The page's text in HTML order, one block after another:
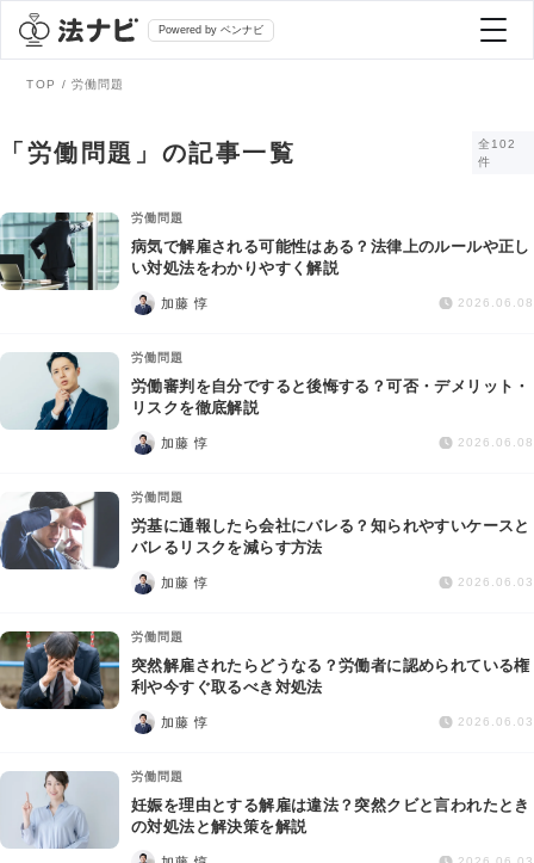
Powered by ベンナビ
全て
法律相談
債務整理
交通事故
労働問題
債権回収
IT・ネット
弁護士を探す
おすすめ弁護士診断
AI Search Premium
掲載をご検討の弁護士の方へ
TOP 労働問題
「労働問題」の記事一覧
全102
件
労働問題
病気で解雇される可能性はある？法律上のルールや正し
い対処法をわかりやすく解説
加藤 惇 2026.06.08
労働問題
労働審判を自分ですると後悔する？可否・デメリット・
リスクを徹底解説
加藤 惇 2026.06.08
労働問題
労基に通報したら会社にバレる？知られやすいケースと
バレるリスクを減らす方法
加藤 惇 2026.06.03
労働問題
突然解雇されたらどうなる？労働者に認められている権
利や今すぐ取るべき対処法
加藤 惇 2026.06.03
労働問題
妊娠を理由とする解雇は違法？突然クビと言われたとき
の対処法と解決策を解説